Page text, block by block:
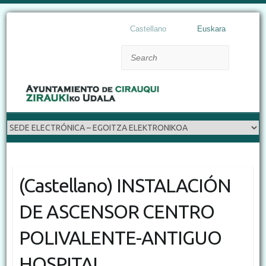
Castellano Euskara
(Castellano) INSTALACIÓN
DE ASCENSOR CENTRO
POLIVALENTE-ANTIGUO